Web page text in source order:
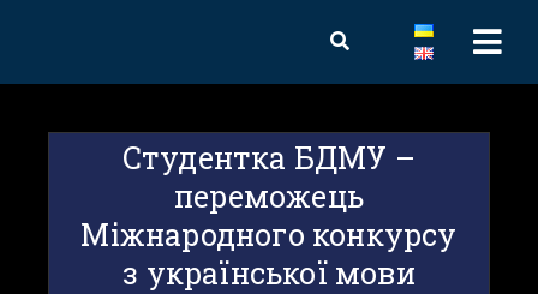
Студентка БДМУ –
переможець
Міжнародного конкурсу
з української мови